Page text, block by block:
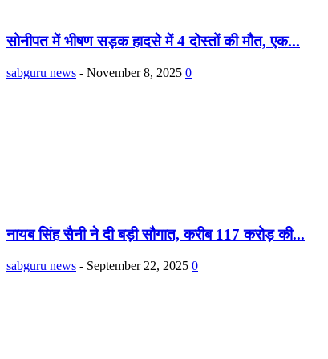
सोनीपत में भीषण सड़क हादसे में 4 दोस्तों की मौत, एक...
sabguru news - November 8, 2025 0
नायब सिंह सैनी ने दी बड़ी सौगात, करीब 117 करोड़ की...
sabguru news - September 22, 2025 0